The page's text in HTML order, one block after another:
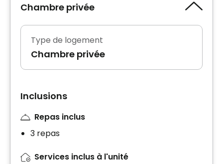
Chambre privée
Type de logement
Chambre privée
Inclusions
Repas inclus
3 repas
Services inclus à l'unité